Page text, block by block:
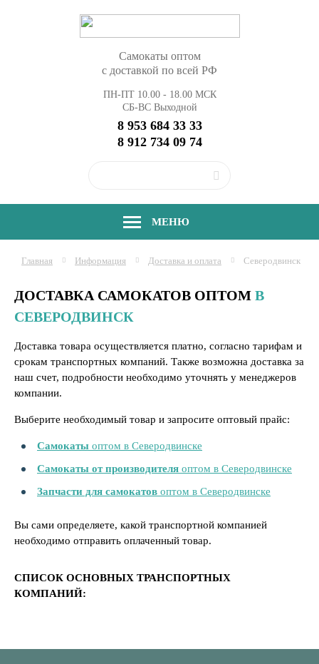
Самокаты оптом
с доставкой по всей РФ
ПН-ПТ 10.00 - 18.00 МСК
СБ-ВС Выходной
8 953 684 33 33
8 912 734 09 74
МЕНЮ
Главная Информация Доставка и оплата Северодвинск
ДОСТАВКА САМОКАТОВ ОПТОМ В
СЕВЕРОДВИНСК
Доставка товара осуществляется платно, согласно тарифам и
срокам транспортных компаний. Также возможна доставка за
наш счет, подробности необходимо уточнять у менеджеров
компании.
Выберите необходимый товар и запросите оптовый прайс:
Самокаты оптом в Северодвинске
Самокаты от производителя оптом в Северодвинске
Запчасти для самокатов оптом в Северодвинске
Вы сами определяете, какой транспортной компанией
необходимо отправить оплаченный товар.
СПИСОК ОСНОВНЫХ ТРАНСПОРТНЫХ
КОМПАНИЙ: